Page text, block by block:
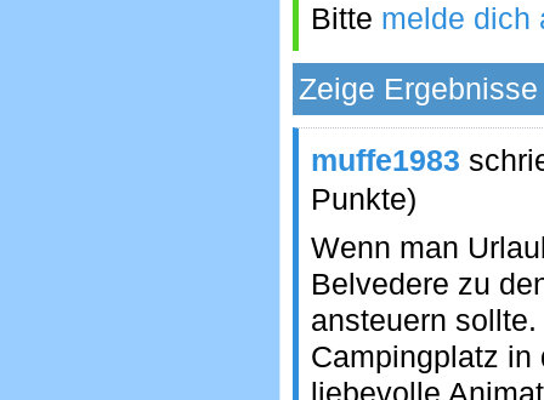
Bitte melde dich
Zeige
muffe1983
Punkte)
Wenn man
Belvedere zu
ansteuern
Campingplatz in
liebevolle